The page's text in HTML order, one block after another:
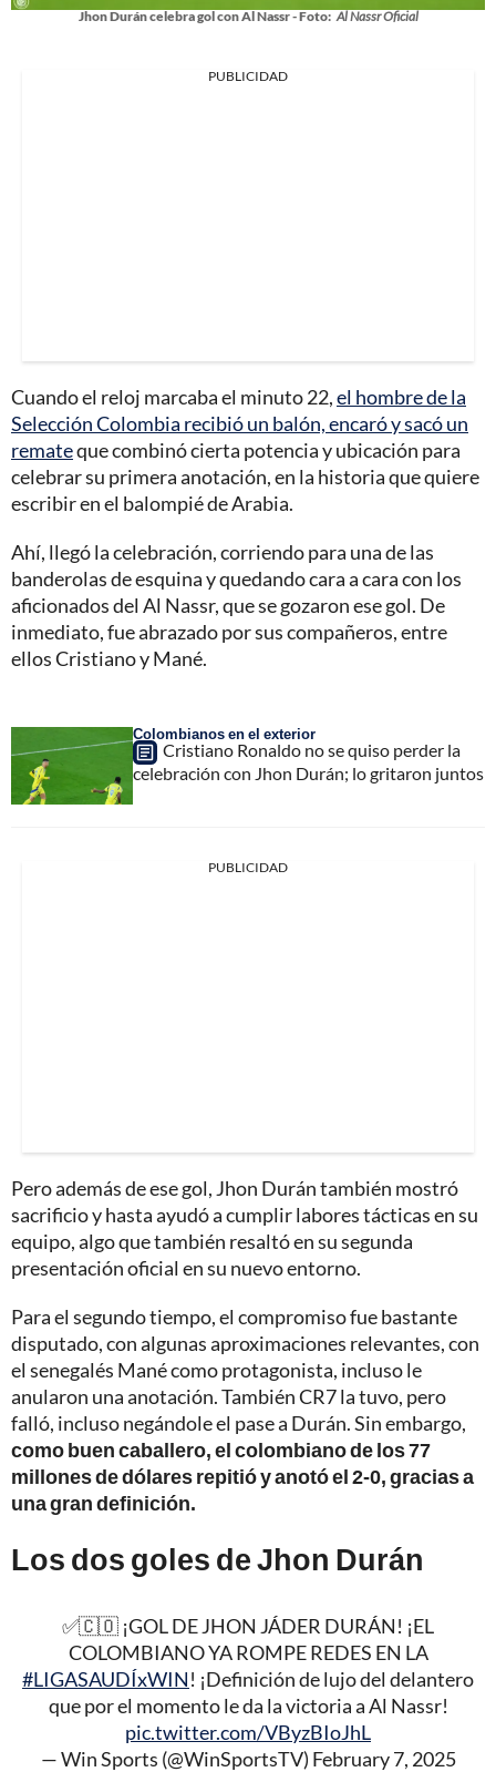
Jhon Durán celebra gol con Al Nassr - Foto: Al Nassr Oficial
PUBLICIDAD
Cuando el reloj marcaba el minuto 22,el hombre de la
Selección Colombia recibió un balón, encaró y sacó un
remateque combinó cierta potencia y ubicación para
celebrar su primera anotación, en la historia que quiere
escribir en el balompié de Arabia.
Ahí, llegó la celebración, corriendo para una de las
banderolas de esquina y quedando cara a cara con los
aficionados del Al Nassr, que se gozaron ese gol. De
inmediato, fue abrazado por sus compañeros, entre
ellos Cristiano y Mané.
Colombianos en el exterior
Cristiano Ronaldo no se quiso perder la
celebración con Jhon Durán; lo gritaron juntos
PUBLICIDAD
Pero además de ese gol, Jhon Durán también mostró
sacrificio y hasta ayudó a cumplir labores tácticas en su
equipo, algo que también resaltó en su segunda
presentación oficial en su nuevo entorno.
Para el segundo tiempo, el compromiso fue bastante
disputado, con algunas aproximaciones relevantes, con
el senegalés Mané como protagonista, incluso le
anularon una anotación. También CR7 la tuvo, pero
falló, incluso negándole el pase a Durán. Sin embargo,
como buen caballero, el colombiano de los 77
millones de dólares repitió y anotó el 2-0, gracias a
una gran definición.
Los dos goles de Jhon Durán
✅🇨🇴 ¡GOL DE JHON JÁDER DURÁN! ¡EL
COLOMBIANO YA ROMPE REDES EN LA
#LIGASAUDÍxWIN! ¡Definición de lujo del delantero
que por el momento le da la victoria a Al Nassr!
pic.twitter.com/VByzBIoJhL
— Win Sports (@WinSportsTV) February 7, 2025